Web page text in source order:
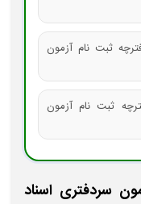
ای) دفترچه ثبت نام آزمون
ای) دفترچه ثبت نام آزمون
سردفتری اسناد